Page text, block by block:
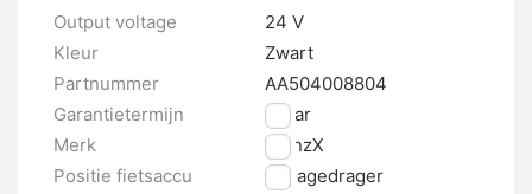
Output voltage
24 V
Kleur
Zwart
Partnummer
AA504008804
Garantietermijn
2 jaar
Merk
TranzX
Positie fietsaccu
Bagagedrager